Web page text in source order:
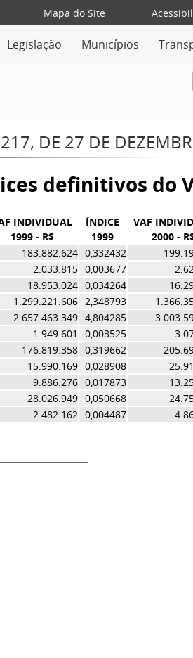
Mapa do Site
Legislação Municípios
DE 27 DE
definitivos do
INDIVIDUAL
1999 - R$
ÍNDICE
1999
VAF
2000 -
183.882.624 0,332432
2.033.815 0,003677
18.953.024 0,034264
1.299.221.606 2,348793
2.657.463.349 4,804285
1.949.601 0,003525
176.819.358 0,319662
15.990.169 0,028908
9.886.276 0,017873
28.026.949 0,050668
2.482.162 0,004487